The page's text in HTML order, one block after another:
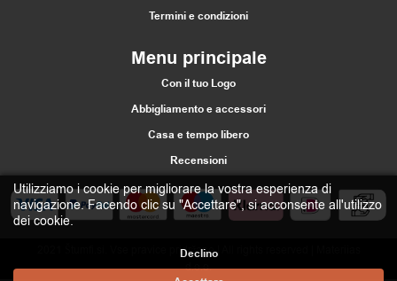
Termini e condizioni
Menu principale
Con il tuo Logo
Abbigliamento e accessori
Casa e tempo libero
Recensioni
2021 Štumfi.si. Vse pravice pridržane| All rights reserved |
d.o.o.
Utilizziamo i cookie per migliorare la vostra esperienza di
navigazione. Facendo clic su "Accettare", si acconsente all'utilizzo
dei cookie.
Declino